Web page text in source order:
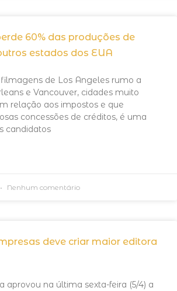
60% das produções de
estados dos EUA
de Los Angeles rumo a
e Vancouver, cidades muito
relação aos impostos e que
concessões de créditos, é uma
candidatos
Nenhum comentário
deve criar maior editora
aprovou na última sexta-feira (5/4) a